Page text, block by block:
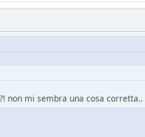
non mi sembra una cosa corretta..